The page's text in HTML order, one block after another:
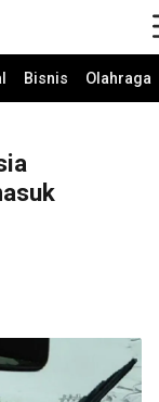
Bisnis Olahraga